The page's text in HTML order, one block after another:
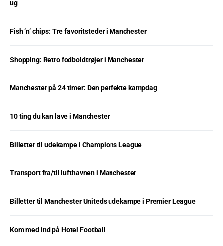
ug
Fish ’n’ chips: Tre favoritsteder i Manchester
Shopping: Retro fodboldtrøjer i Manchester
Manchester på 24 timer: Den perfekte kampdag
10 ting du kan lave i Manchester
Billetter til udekampe i Champions League
Transport fra/til lufthavnen i Manchester
Billetter til Manchester Uniteds udekampe i Premier League
Kom med ind på Hotel Football